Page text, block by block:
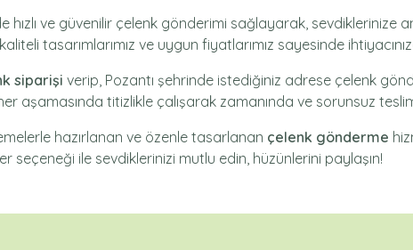
hızlı ve güvenilir çelenk gönderimi sağlayarak, sevdiklerinize
tasarımlarımız ve uygun fiyatlarımız sayesinde
siparişi verip, Pozantı şehrinde istediğiniz adrese çelenk
aşamasında titizlikle çalışarak zamanında ve sorunsuz
hazırlanan ve özenle tasarlanan çelenk gönderme
seçeneği ile sevdiklerinizi mutlu edin, hüzünlerini paylaşın!